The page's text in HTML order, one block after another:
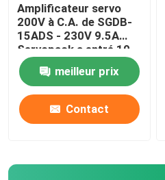
Amplificateur servo
200V à C.A. de SGDB-
15ADS - 230V 9.5A
Servopack a entré 10
ampères
meilleur prix
Contact